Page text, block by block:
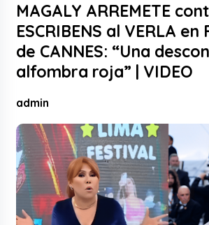
MAGALY ARREMETE
ESCRIBENS al VERLA en
de CANNES: “Una
alfombra roja” | VIDEO
admin